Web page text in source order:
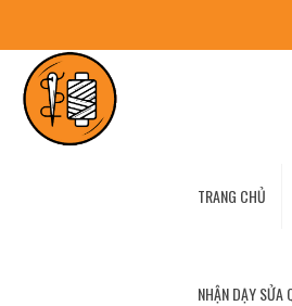
TRANG CHỦ
NHẬN DẠY SỬA